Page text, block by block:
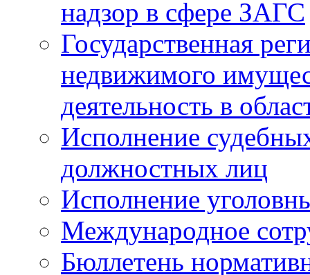
надзор в сфере ЗАГС
Государственная
недвижимого
деятельность в
Исполнение
должностных лиц
Исполнение
Международное
Бюллетень